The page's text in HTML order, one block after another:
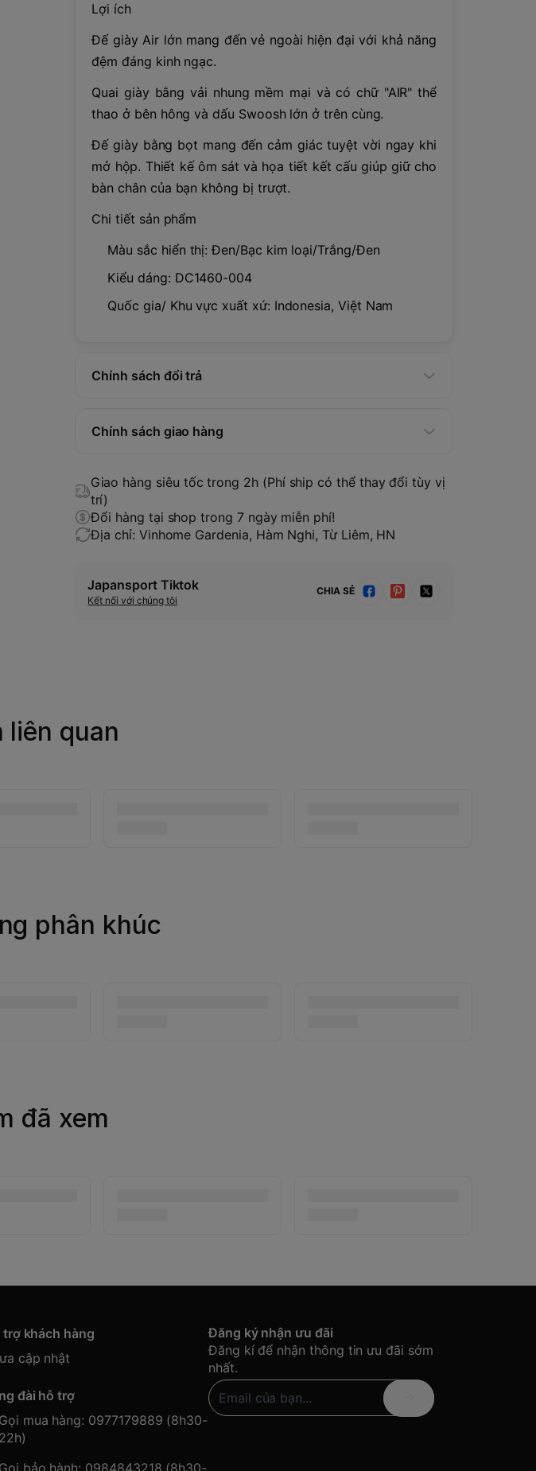
Lợi ích
Đế giày Air lớn mang đến vẻ ngoài hiện đại với khả năng
đệm đáng kinh ngạc.
Quai giày bằng vải nhung mềm mại và có chữ "AIR" thể
thao ở bên hông và dấu Swoosh lớn ở trên cùng.
Đế giày bằng bọt mang đến cảm giác tuyệt vời ngay khi
mở hộp. Thiết kế ôm sát và họa tiết kết cấu giúp giữ cho
bàn chân của bạn không bị trượt.
Chi tiết sản phẩm
Màu sắc hiển thị: Đen/Bạc kim loại/Trắng/Đen
Kiểu dáng: DC1460-004
Quốc gia/ Khu vực xuất xứ: Indonesia, Việt Nam
Chính sách đổi trả
Chính sách giao hàng
Giao hàng siêu tốc trong 2h (Phí ship có thể thay đổi tùy vị
trí)
Đổi hàng tại shop trong 7 ngày miễn phí!
Địa chỉ: Vinhome Gardenia, Hàm Nghi, Từ Liêm, HN
Japansport Tiktok
Kết nối với chúng tôi
CHIA SẺ
liên quan
phân khúc
đã xem
trợ khách hàng
cập nhật
đài hỗ trợ
Gọi mua hàng: 0977179889 (8h30-
22h)
Đăng ký nhận ưu đãi
Đăng kí để nhận thông tin ưu đãi sớm
nhất.